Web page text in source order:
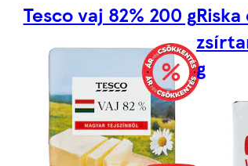
Tesco vaj 82% 200 g
g